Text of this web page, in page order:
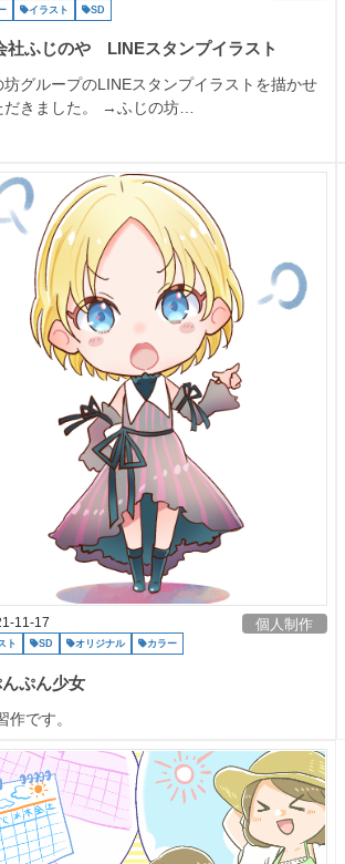
イラスト SD
社ふじのや LINEスタンプイラスト
坊グループのLINEスタンプイラストを描かせ
だきました。 →ふじの坊…
11-17 個人制作
ト SD オリジナル カラー
ぷん少女
作です。